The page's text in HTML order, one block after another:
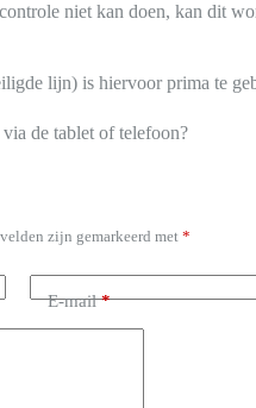
niet kan doen, kan dit
lijn) is hiervoor prima te
de tablet of telefoon?
zijn gemarkeerd met*
E-mail*